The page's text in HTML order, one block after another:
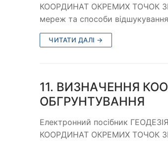
КООРДИНАТ ОКРЕМИХ ТОЧОК
мереж та способи відшукування
ЧИТАТИ ДАЛІ →
11. ВИЗНАЧЕННЯ
ОБГРУНТУВАННЯ
Електронний посібник
КООРДИНАТ ОКРЕМИХ ТОЧОК